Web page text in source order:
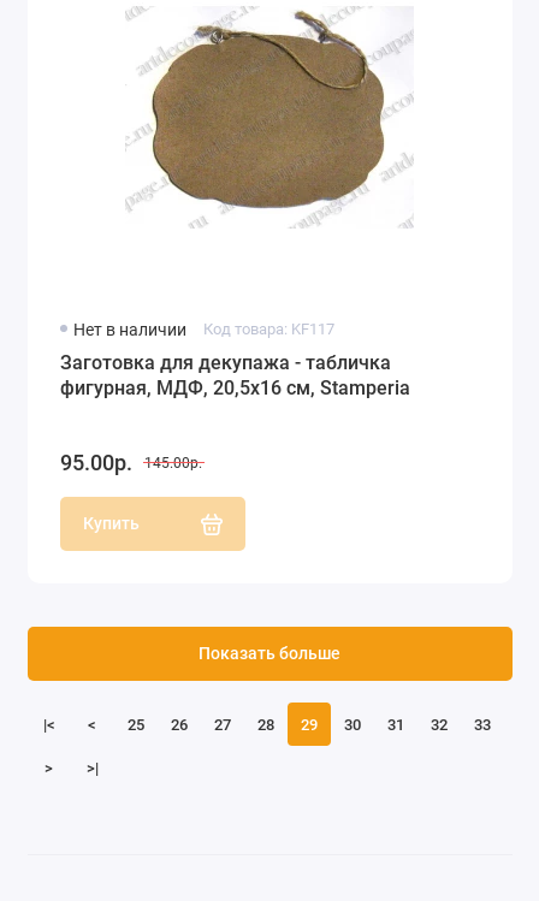
Нет в наличии Код товара: KF117
Заготовка для декупажа - табличка
фигурная, МДФ, 20,5x16 см, Stamperia
95.00р. 145.00р.
Купить
|< < 25 26 27 28 29 30 31 32 33
> >|
Показать больше